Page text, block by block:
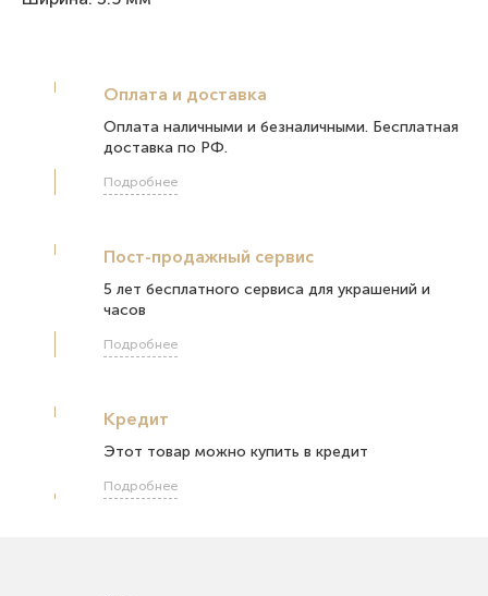
Оплата и доставка
Оплата наличными и безналичными. Бесплатная
доставка по РФ.
Подробнее
Пост-продажный сервис
5 лет бесплатного сервиса для украшений и
часов
Подробнее
Кредит
Этот товар можно купить в кредит
Подробнее